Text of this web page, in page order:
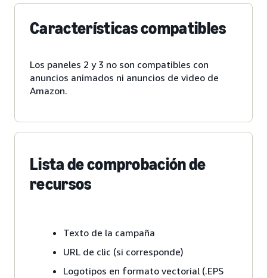
Características compatibles
Los paneles 2 y 3 no son compatibles con
anuncios animados ni anuncios de video de
Amazon.
Lista de comprobación de
recursos
Texto de la campaña
URL de clic (si corresponde)
Logotipos en formato vectorial (.EPS